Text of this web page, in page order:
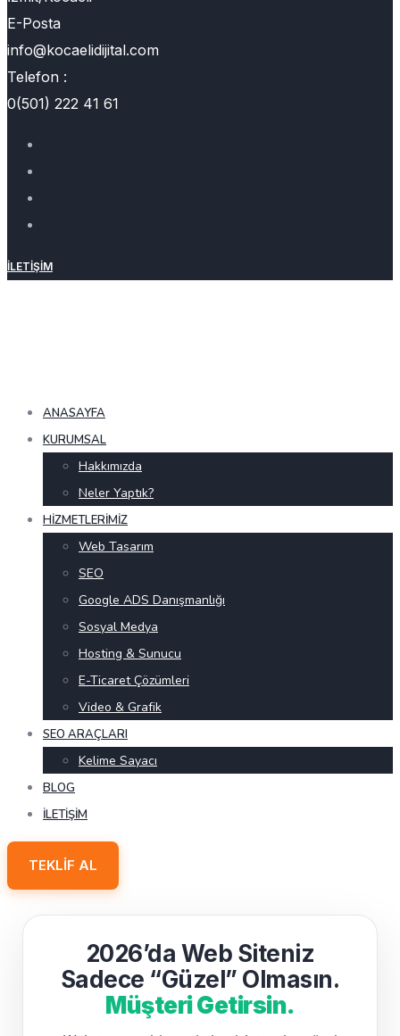
E-Posta
info@kocaelidijital.com
Telefon :
0(501) 222 41 61
İLETIŞIM
ANASAYFA
KURUMSAL
Hakkımızda
Neler Yaptık?
HIZMETLERIMIZ
Web Tasarım
SEO
Google ADS Danışmanlığı
Sosyal Medya
Hosting & Sunucu
E-Ticaret Çözümleri
Video & Grafik
SEO ARAÇLARI
Kelime Sayacı
BLOG
İLETIŞIM
TEKLIF AL
2026’da Web Siteniz
Sadece “Güzel” Olmasın.
Müşteri Getirsin.